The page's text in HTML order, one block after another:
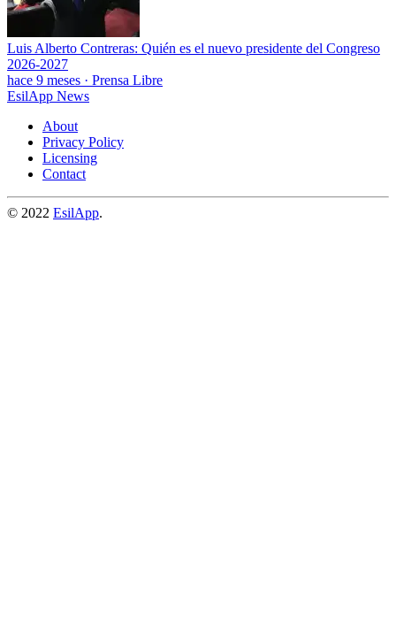
Luis Alberto Contreras: Quién es el nuevo presidente del Congreso
2026-2027
hace 9 meses · Prensa Libre
EsilApp News
About
Privacy Policy
Licensing
Contact
© 2022 EsilApp.